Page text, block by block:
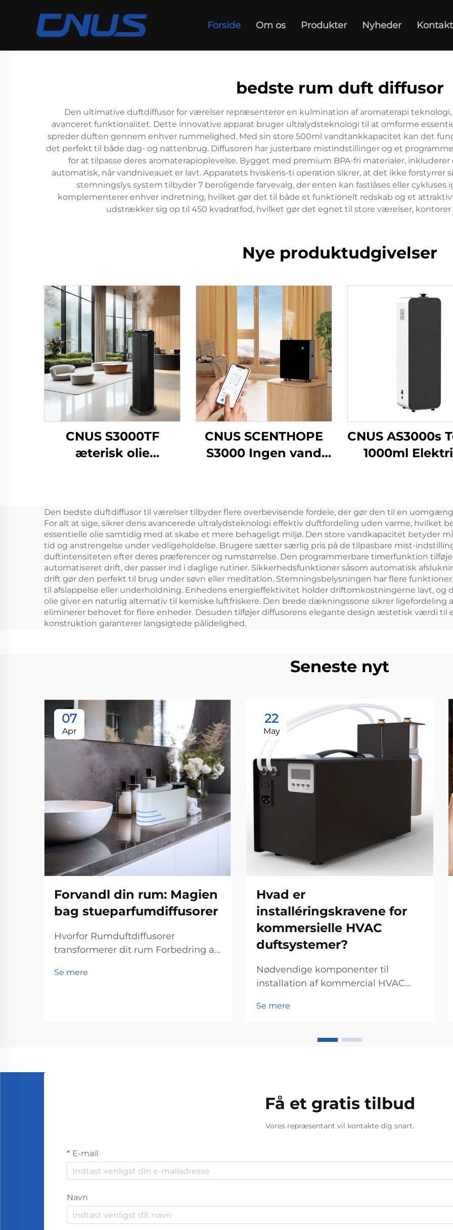
Forside Om os Produkter Nyheder
bedste rum duft diffusor
Den ultimative duftdiffusor for værelser repræsenterer en kulmination af aromaterapi
avanceret funktionalitet. Dette innovative apparat bruger ultralydsteknologi til at omforme
spreder duften gennem enhver rummelighed. Med sin store 500ml vandtankkapacitet kan det
det perfekt til både dag- og nattenbrug. Diffusoren har justerbare mistindstillinger og et
for at tilpasse deres aromaterapioplevelse. Bygget med premium BPA-fri materialer,
automatisk, når vandniveauet er lavt. Apparatets hviskens-ti operation sikrer, at det ikke forstyrrer
stemningslys system tilbyder 7 beroligende farvevalg, der enten kan fastlåses eller cykluses
komplementerer enhver indretning, hvilket gør det til både et funktionelt redskab og et
udstrækker sig op til 450 kvadratfod, hvilket gør det egnet til store værelser, kontorer
Nye produktudgivelser
CNUS S3000TF
æterisk olie
Duftdiffusermaskinesystem
CNUS SCENTHOPE
S3000 Ingen vand
Diffuser
Diffusionssystem
Duftmaskine
CNUS AS3000s
1000ml
Duftmaskine
kommercielle
rum
Den bedste duftdiffusor til værelser tilbyder flere overbevisende fordele, der gør den til en
For alt at sige, sikrer dens avancerede ultralydsteknologi effektiv duftfordeling uden varme, hvilket
essentielle olie samtidig med at skabe et mere behageligt miljø. Den store vandkapacitet betyder
tid og anstrengelse under vedligeholdelse. Brugere sætter særlig pris på de tilpasbare mist-
duftintensiteten efter deres præferencer og rumstørrelse. Den programmerbare timerfunktion
automatiseret drift, der passer ind i daglige rutiner. Sikkerhedsfunktioner såsom automatisk
drift gør den perfekt til brug under søvn eller meditation. Stemningsbelysningen har flere
til afslappelse eller underholdning. Enhedens energieffektivitet holder driftomkostningerne lavt, og
olie giver en naturlig alternativ til kemiske luftfriskere. Den brede dækningssone sikrer ligefordeling
eliminerer behovet for flere enheder. Desuden tilføjer diffusorens elegante design æstetisk værdi til
konstruktion garanterer langsigtede pålidelighed.
Seneste nyt
07
Apr
Forvandl din rum: Magien
bag stueparfumdiffusorer
Hvorfor Rumduftdiffusorer
transformerer dit rum Forbedring af
Rumduftdiffusorer hjælper virkelig
Se mere
22
May
Hvad er
installéringskravene for
kommersielle HVAC
duftsystemer?
Nødvendige komponenter til
installation af kommercial HVAC
Systemkompatibilitetstests Når
duftsystem, er det første at tjekke
Se mere
Få et gratis tilbud
Vores repræsentant vil kontakte dig snart.
E-mail
Navn